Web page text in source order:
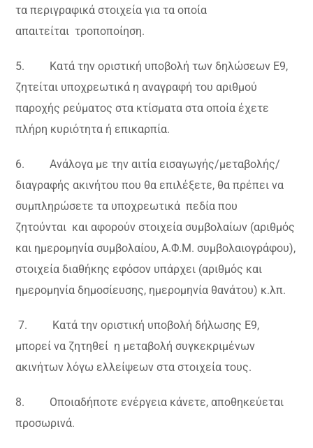
τα περιγραφικά στοιχεία για τα οποία
απαιτείται τροποποίηση.
5. Κατά την οριστική υποβολή των δηλώσεων Ε9,
ζητείται υποχρεωτικά η αναγραφή του αριθμού
παροχής ρεύματος στα κτίσματα στα οποία έχετε
πλήρη κυριότητα ή επικαρπία.
6. Ανάλογα με την αιτία εισαγωγής/μεταβολής/
διαγραφής ακινήτου που θα επιλέξετε, θα πρέπει να
συμπληρώσετε τα υποχρεωτικά πεδία που
ζητούνται και αφορούν στοιχεία συμβολαίων (αριθμός
και ημερομηνία συμβολαίου, Α.Φ.Μ. συμβολαιογράφου),
στοιχεία διαθήκης εφόσον υπάρχει (αριθμός και
ημερομηνία δημοσίευσης, ημερομηνία θανάτου) κ.λπ.
7. Κατά την οριστική υποβολή δήλωσης Ε9,
μπορεί να ζητηθεί η μεταβολή συγκεκριμένων
ακινήτων λόγω ελλείψεων στα στοιχεία τους.
8. Οποιαδήποτε ενέργεια κάνετε, αποθηκεύεται
προσωρινά.